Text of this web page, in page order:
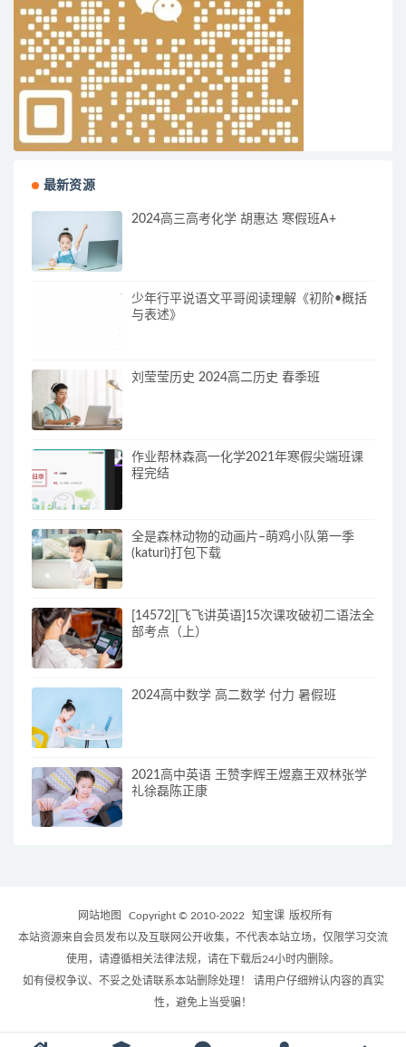
最新资源
2024高三高考化学 胡惠达 寒假班A+
少年行平说语文平哥阅读理解《初阶•概括
与表述》
刘莹莹历史 2024高二历史 春季班
作业帮林森高一化学2021年寒假尖端班课
程完结
全是森林动物的动画片–萌鸡小队第一季
(katuri)打包下载
[14572][飞飞讲英语]15次课攻破初二语法全
部考点（上）
2024高中数学 高二数学 付力 暑假班
2021高中英语 王赞李辉王煜嘉王双林张学
礼徐磊陈正康
网站地图 Copyright © 2010-2022 知宝课 版权所有
本站资源来自会员发布以及互联网公开收集，不代表本站立场，仅限学习交流
使用，请遵循相关法律法规，请在下载后24小时内删除。
如有侵权争议、不妥之处请联系本站删除处理！ 请用户仔细辨认内容的真实
性，避免上当受骗！